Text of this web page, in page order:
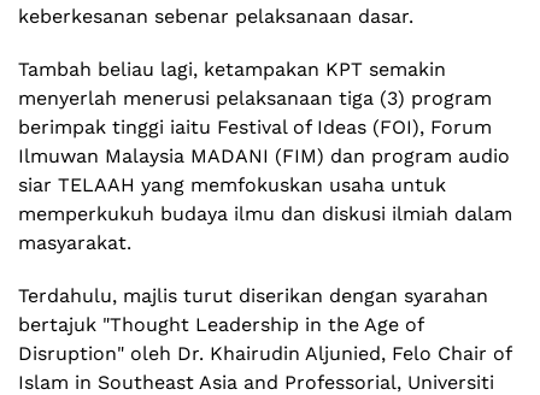
keberkesanan sebenar pelaksanaan dasar.
Tambah beliau lagi, ketampakan KPT semakin
menyerlah menerusi pelaksanaan tiga (3) program
berimpak tinggi iaitu Festival of Ideas (FOI), Forum
Ilmuwan Malaysia MADANI (FIM) dan program audio
siar TELAAH yang memfokuskan usaha untuk
memperkukuh budaya ilmu dan diskusi ilmiah dalam
masyarakat.
Terdahulu, majlis turut diserikan dengan syarahan
bertajuk "Thought Leadership in the Age of
Disruption" oleh Dr. Khairudin Aljunied, Felo Chair of
Islam in Southeast Asia and Professorial, Universiti